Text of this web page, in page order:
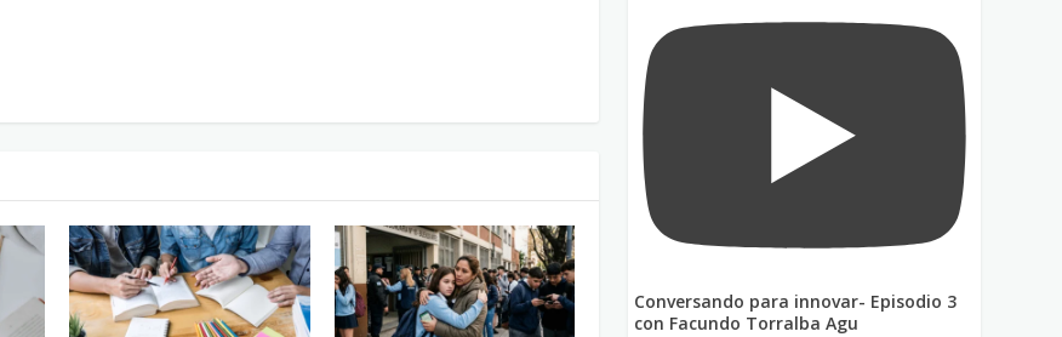
Conversando para innovar- Episodio 3
con Facundo Torralba Agu